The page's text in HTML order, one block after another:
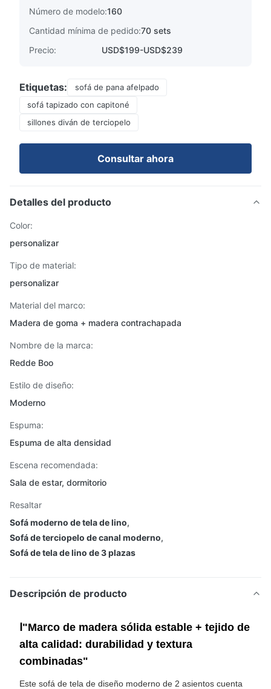
Número de modelo:160
Cantidad mínima de pedido:70 sets
Precio:
USD$199-USD$239
Etiquetas:
sofá de pana afelpado
sofá tapizado con capitoné
sillones diván de terciopelo
Consultar ahora
Detalles del producto
Color:
personalizar
Tipo de material:
personalizar
Material del marco:
Madera de goma + madera contrachapada
Nombre de la marca:
Redde Boo
Estilo de diseño:
Moderno
Espuma:
Espuma de alta densidad
Escena recomendada:
Sala de estar, dormitorio
Resaltar
Sofá moderno de tela de lino,
Sofá de terciopelo de canal moderno,
Sofá de tela de lino de 3 plazas
Descripción de producto
Ⅰ"Marco de madera sólida estable + tejido de
alta calidad: durabilidad y textura
combinadas"
Este sofá de tela de diseño moderno de 2 asientos cuenta